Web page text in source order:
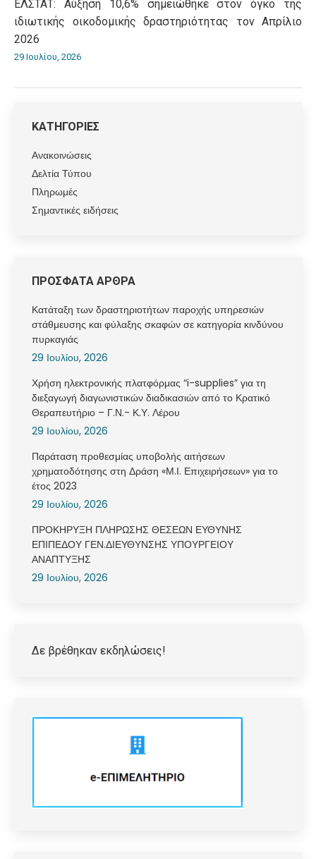
ΕΛΣΤΑΤ: Αύξηση 10,6% σημειώθηκε στον όγκο της
ιδιωτικής οικοδομικής δραστηριότητας τον Απρίλιο
2026
29 Ιουλίου, 2026
ΚΑΤΗΓΟΡΙΕΣ
Ανακοινώσεις
Δελτία Τύπου
Πληρωμές
Σημαντικές ειδήσεις
ΠΡΟΣΦΑΤΑ ΑΡΘΡΑ
Κατάταξη των δραστηριοτήτων παροχής υπηρεσιών
στάθμευσης και φύλαξης σκαφών σε κατηγορία κινδύνου
πυρκαγιάς
29 Ιουλίου, 2026
Χρήση ηλεκτρονικής πλατφόρμας “i-supplies” για τη
διεξαγωγή διαγωνιστικών διαδικασιών από το Κρατικό
Θεραπευτήριο – Γ.Ν.- Κ.Υ. Λέρου
29 Ιουλίου, 2026
Παράταση προθεσμίας υποβολής αιτήσεων
χρηματοδότησης στη Δράση «Μ.Ι. Επιχειρήσεων» για το
έτος 2023
29 Ιουλίου, 2026
ΠΡΟΚΗΡΥΞΗ ΠΛΗΡΩΣΗΣ ΘΕΣΕΩΝ ΕΥΘΥΝΗΣ
ΕΠΙΠΕΔΟΥ ΓΕΝ.ΔΙΕΥΘΥΝΣΗΣ ΥΠΟΥΡΓΕΙΟΥ
ΑΝΑΠΤΥΞΗΣ
29 Ιουλίου, 2026
Δε βρέθηκαν εκδηλώσεις!